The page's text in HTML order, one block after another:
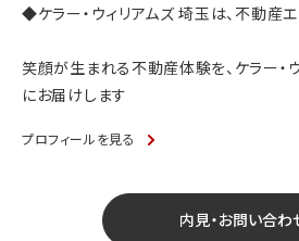
◆ケラー・ウィリアムズ 埼玉は、不動産
笑顔が生まれる不動産体験を、ケラー・
にお届けします
プロフィールを見る
内見・お問い合わ